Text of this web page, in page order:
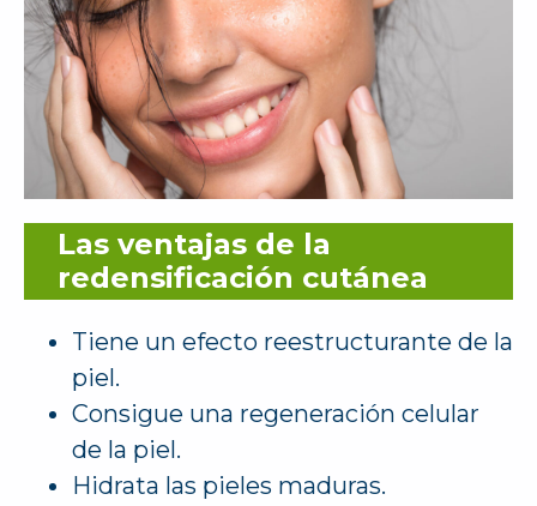
Las ventajas de la
redensificación cutánea
Tiene un efecto reestructurante de la
piel.
Consigue una regeneración celular
de la piel.
Hidrata las pieles maduras.